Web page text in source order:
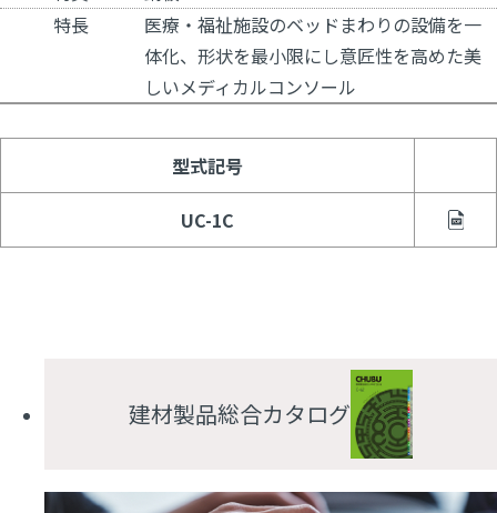
特長
医療・福祉施設のベッドまわりの設備を一
体化、形状を最小限にし意匠性を高めた美
しいメディカルコンソール
型式記号
UC-1C
建材製品総合カタログ